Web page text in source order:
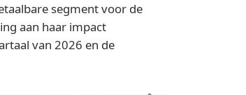
segment voor de
aan haar impact
van 2026 en de